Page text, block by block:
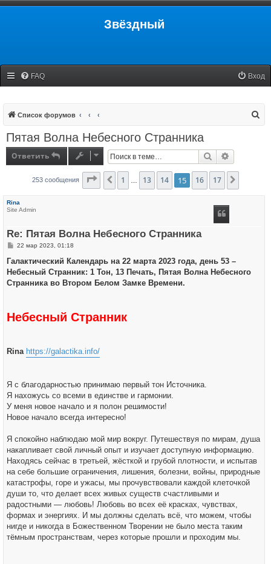
Звёздный
FAQ Вход
Список форумов
Пятая Волна Небесного Странника
Ответить Поиск
253 сообщения Страница15 из 17
Пред.
1 13 14 15 16 17
Rina
Site Admin
Re: Пятая Волна Небесного Странника
С
о
щ
е
н
22 мар 2023, 01:18
Галактический Календарь на 22 марта 2023 года, день 53 –
Небесный Странник: 1 Тон, 13 Печать, Пятая Волна Небесного
Странника во Втором Белом Замке Времени.
Небесный Странник
Rina https://galactika.info/
Я с благодарностью принимаю первый тон Источника.
Я нахожусь со всеми в единстве и гармонии.
У меня новое начало и я полон решимости!
Новое начало всегда интересно!
Я спокойно наблюдаю мой мир вокруг. Путешествуя по мирам, душа
накапливает свой личный опыт и изучает доступную информацию.
Находясь сейчас в третьей, жёсткой и грубой плотности, и испытав
на себе большие ограничения, лишения, болезни, войны, природные
катастрофы, горе и ужасы, мы прочувствовали каждой клеточкой
души то, что делает всех живых существ счастливыми и
радостными — любовь! Любовь во всех её красках, чувствах,
формах и энергиях. И мы должны сделать всё, что можем, чтобы
нигде и никогда в Божественном Творении не было места таким
тёмным пространствам, через которые прошли и проходим мы.